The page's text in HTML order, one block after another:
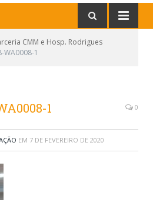
CMM e Hosp. Rodrigues
WA0008-1
1 0
EM 7 DE FEVEREIRO DE 2020